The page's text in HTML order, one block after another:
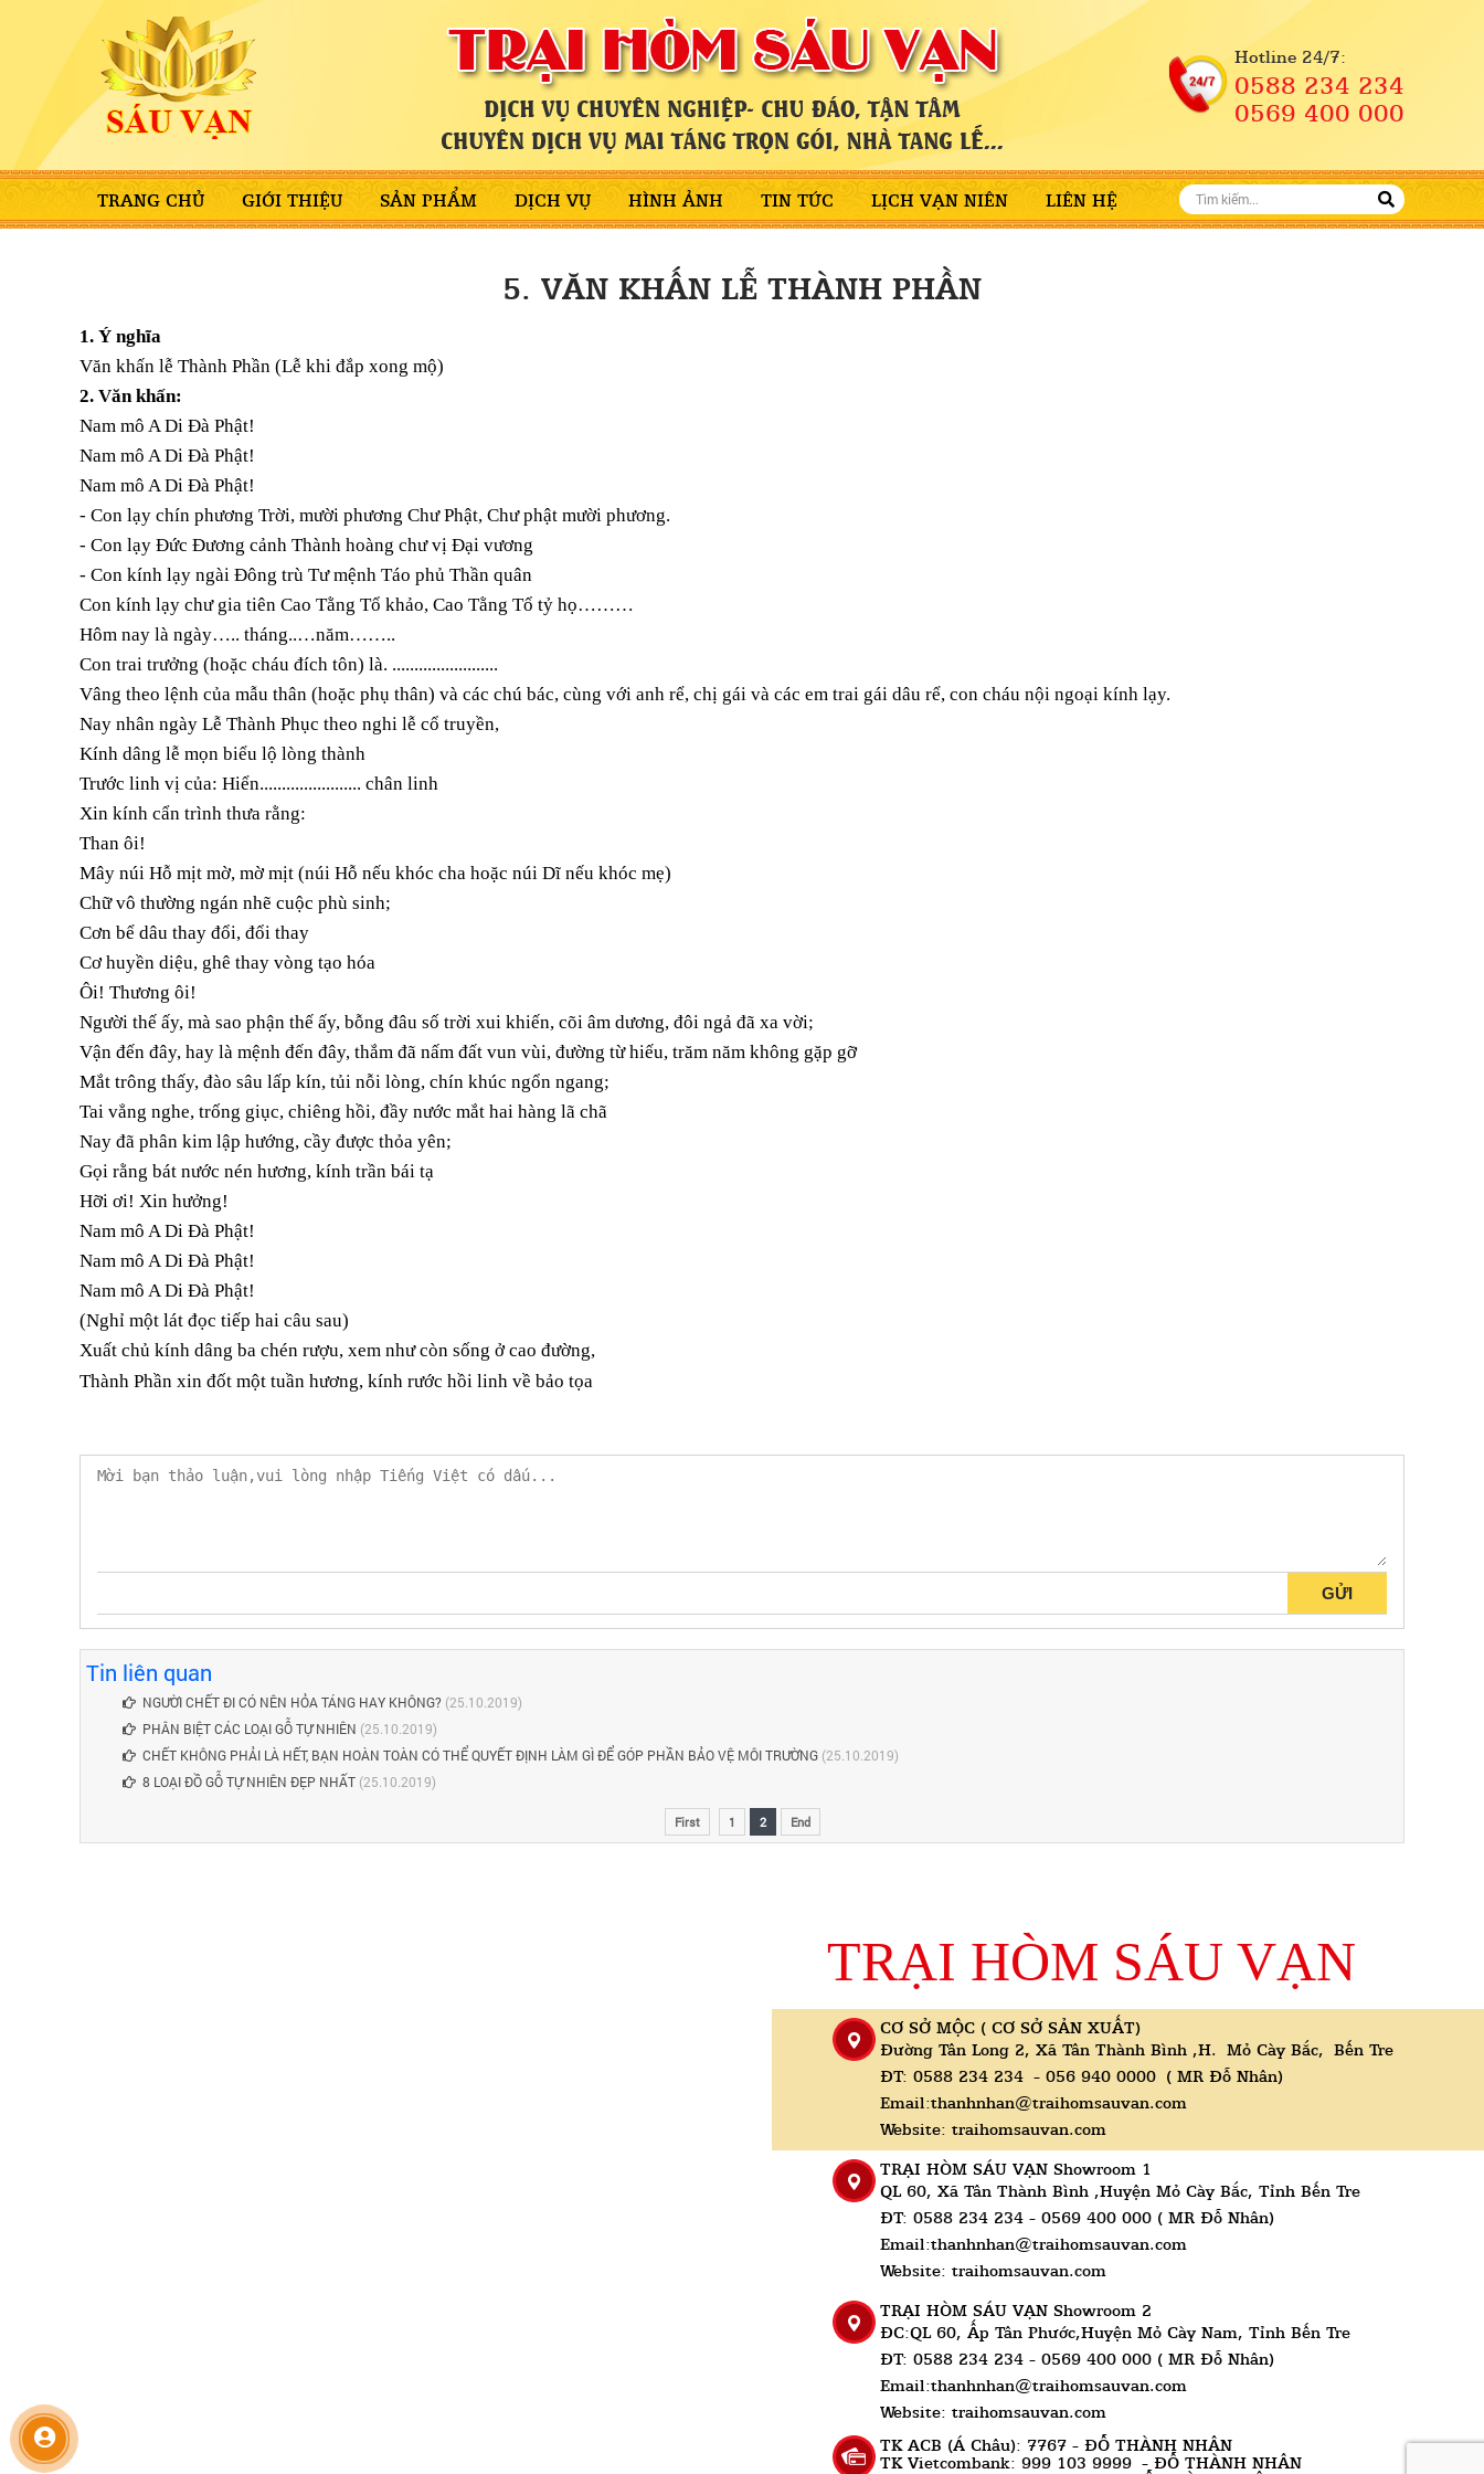
Hotline 24/7:
0588 234 234
0569 400 000
TRANG CHỦ GIỚI THIỆU SẢN PHẨM DỊCH VỤ HÌNH ẢNH TIN TỨC LỊCH VẠN NIÊN LIÊN HỆ
5. VĂN KHẤN LỄ THÀNH PHẦN
1. Ý nghĩa
Văn khấn lễ Thành Phần (Lễ khi đắp xong mộ)
2. Văn khấn:
Nam mô A Di Đà Phật!
Nam mô A Di Đà Phật!
Nam mô A Di Đà Phật!
- Con lạy chín phương Trời, mười phương Chư Phật, Chư phật mười phương.
- Con lạy Đức Đương cảnh Thành hoàng chư vị Đại vương
- Con kính lạy ngài Đông trù Tư mệnh Táo phủ Thần quân
Con kính lạy chư gia tiên Cao Tằng Tổ khảo, Cao Tằng Tổ tỷ họ………
Hôm nay là ngày….. tháng..…năm……..
Con trai trưởng (hoặc cháu đích tôn) là. ........................
Vâng theo lệnh của mẫu thân (hoặc phụ thân) và các chú bác, cùng với anh rể, chị gái và các em trai gái dâu rể, con cháu nội ngoại kính lạy.
Nay nhân ngày Lễ Thành Phục theo nghi lễ cổ truyền,
Kính dâng lễ mọn biểu lộ lòng thành
Trước linh vị của: Hiển....................... chân linh
Xin kính cẩn trình thưa rằng:
Than ôi!
Mây núi Hỗ mịt mờ, mờ mịt (núi Hỗ nếu khóc cha hoặc núi Dĩ nếu khóc mẹ)
Chữ vô thường ngán nhẽ cuộc phù sinh;
Cơn bể dâu thay đổi, đổi thay
Cơ huyền diệu, ghê thay vòng tạo hóa
Ôi! Thương ôi!
Người thế ấy, mà sao phận thế ấy, bỗng đâu số trời xui khiến, cõi âm dương, đôi ngả đã xa vời;
Vận đến đây, hay là mệnh đến đây, thắm đã nấm đất vun vùi, đường từ hiếu, trăm năm không gặp gỡ
Mắt trông thấy, đào sâu lấp kín, tủi nỗi lòng, chín khúc ngổn ngang;
Tai vẳng nghe, trống giục, chiêng hồi, đầy nước mắt hai hàng lã chã
Nay đã phân kim lập hướng, cầy được thỏa yên;
Gọi rằng bát nước nén hương, kính trần bái tạ
Hỡi ơi! Xin hưởng!
Nam mô A Di Đà Phật!
Nam mô A Di Đà Phật!
Nam mô A Di Đà Phật!
(Nghỉ một lát đọc tiếp hai câu sau)
Xuất chủ kính dâng ba chén rượu, xem như còn sống ở cao đường,
Thành Phần xin đốt một tuần hương, kính rước hồi linh về bảo tọa
Tin liên quan
NGƯỜI CHẾT ĐI CÓ NÊN HỎA TÁNG HAY KHÔNG? (25.10.2019)
PHÂN BIỆT CÁC LOẠI GỖ TỰ NHIÊN (25.10.2019)
CHẾT KHÔNG PHẢI LÀ HẾT, BẠN HOÀN TOÀN CÓ THỂ QUYẾT ĐỊNH LÀM GÌ ĐỂ GÓP PHẦN BẢO VỆ MÔI TRƯỜNG (25.10.2019)
8 LOẠI ĐỒ GỖ TỰ NHIÊN ĐẸP NHẤT (25.10.2019)
First 1 2 End
TRẠI HÒM SÁU VẠN
CƠ SỞ MỘC ( CƠ SỞ SẢN XUẤT)
Đường Tân Long 2, Xã Tân Thành Bình ,H. Mỏ Cày Bắc, Bến Tre
ĐT: 0588 234 234 - 056 940 0000 ( MR Đỗ Nhân)
Email:thanhnhan@traihomsauvan.com
Website: traihomsauvan.com
TRẠI HÒM SÁU VẠN Showroom 1
QL 60, Xã Tân Thành Bình ,Huyện Mỏ Cày Bắc, Tỉnh Bến Tre
ĐT: 0588 234 234 - 0569 400 000 ( MR Đỗ Nhân)
Email:thanhnhan@traihomsauvan.com
Website: traihomsauvan.com
TRẠI HÒM SÁU VẠN Showroom 2
ĐC:QL 60, Ấp Tân Phước,Huyện Mỏ Cày Nam, Tỉnh Bến Tre
ĐT: 0588 234 234 - 0569 400 000 ( MR Đỗ Nhân)
Email:thanhnhan@traihomsauvan.com
Website: traihomsauvan.com
TRẠI HÒM SÁU VẠN Showroom 3
TK ACB (Á Châu): 7767 - ĐỖ THÀNH NHÂN
TK Vietcombank: 999 103 9999 - ĐỖ THÀNH NHÂN